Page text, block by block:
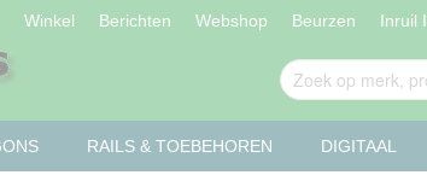
Winkel Berichten Webshop Beurzen Inruil
RAILS & TOEBEHOREN DIGITAAL